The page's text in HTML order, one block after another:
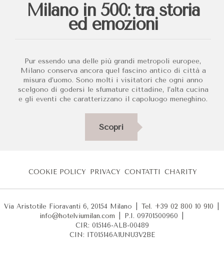
Milano in 500: tra storia
ed emozioni
Pur essendo una delle più grandi metropoli europee,
Milano conserva ancora quel fascino antico di città a
misura d’uomo. Sono molti i visitatori che ogni anno
scelgono di godersi le sfumature cittadine, l’alta cucina
e gli eventi che caratterizzano il capoluogo meneghino.
Scopri
COOKIE POLICY PRIVACY CONTATTI CHARITY
Via Aristotile Fioravanti 6, 20154 Milano Tel. +39 02 800 10 910
info@hotelviumilan.com
P.I. 09701500960
CIR: 015146-ALB-00489
CIN: IT015146A1UNU3V2BE